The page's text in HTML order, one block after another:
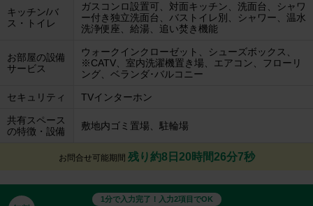
キッチン/バ
ス・トイレ
ガスコンロ設置可、対面キッチン、洗面台、シャワ
ー付き独立洗面台、バストイレ別、シャワー、温水
洗浄便座、給湯、追い焚き機能
お部屋の設備
サービス
ウォークインクローゼット、シューズボックス、
※CATV、室内洗濯機置き場、エアコン、フローリ
ング、ベランダ･バルコニー
セキュリティ TVインターホン
共有スペース
の特徴・設備
敷地内ゴミ置場、駐輪場
お問合せ可能期間 残り約8日20時間26分6秒
1分で入力完了！入力2項目でOK